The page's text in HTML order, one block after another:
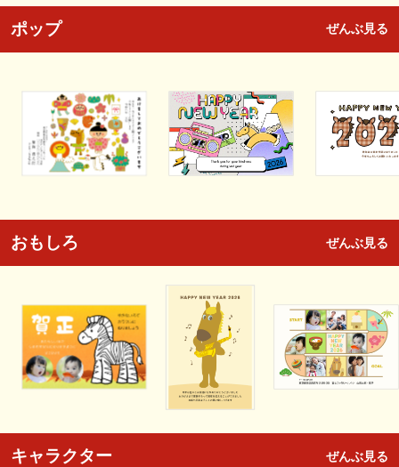
ポップ ぜんぶ見る
おもしろ ぜんぶ見る
キャラクター ぜんぶ見る